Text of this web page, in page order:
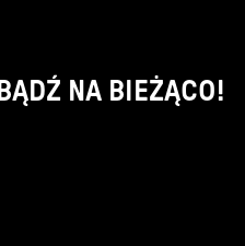
BĄDŹ NA BIEŻĄCO!